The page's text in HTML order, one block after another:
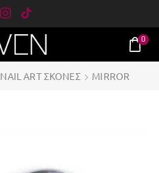
0
NAIL ART ΣΚΟΝΕΣ MIRROR